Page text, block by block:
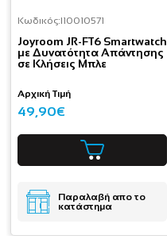
Κωδικός:I10010571
Joyroom JR-FT6 Smartwatch
με Δυνατότητα Απάντησης
σε Κλήσεις Μπλε
Αρχική Τιμή
49,90€
Παραλαβή απο το
κατάστημα